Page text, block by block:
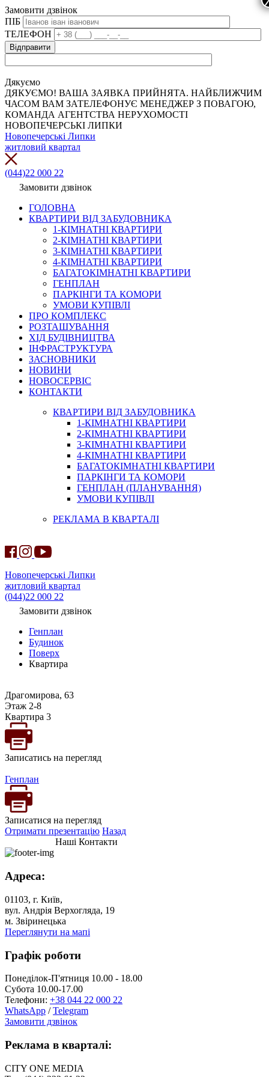
Замовити дзвінок
ПІБ
ТЕЛЕФОН
Дякуємо
ДЯКУЄМО! ВАША ЗАЯВКА ПРИЙНЯТА. НАЙБЛИЖЧИМ
ЧАСОМ ВАМ ЗАТЕЛЕФОНУЄ МЕНЕДЖЕР З ПОВАГОЮ,
КОМАНДА АГЕНТСТВА НЕРУХОМОСТІ
НОВОПЕЧЕРСЬКІ ЛИПКИ
Новопечерські Липки
житловий квартал
(044)22 000 22
Замовити дзвінок
ГОЛОВНА
КВАРТИРИ ВІД ЗАБУДОВНИКА
1-КІМНАТНІ КВАРТИРИ
2-КІМНАТНІ КВАРТИРИ
3-КІМНАТНІ КВАРТИРИ
4-КІМНАТНІ КВАРТИРИ
БАГАТОКІМНАТНІ КВАРТИРИ
ГЕНПЛАН
ПАРКІНГИ ТА КОМОРИ
УМОВИ КУПІВЛІ
ПРО КОМПЛЕКС
РОЗТАШУВАННЯ
ХІД БУДІВНИЦТВА
ІНФРАСТРУКТУРА
ЗАСНОВНИКИ
НОВИНИ
НОВОСЕРВІС
КОНТАКТИ
КВАРТИРИ ВІД ЗАБУДОВНИКА
1-КІМНАТНІ КВАРТИРИ
2-КІМНАТНІ КВАРТИРИ
3-КІМНАТНІ КВАРТИРИ
4-КІМНАТНІ КВАРТИРИ
БАГАТОКІМНАТНІ КВАРТИРИ
ПАРКІНГИ ТА КОМОРИ
ГЕНПЛАН (ПЛАНУВАННЯ)
УМОВИ КУПІВЛІ
РЕКЛАМА В КВАРТАЛІ
Новопечерські Липки
житловий квартал
(044)22 000 22
Замовити дзвінок
Генплан
Будинок
Поверх
Квартира
Драгомирова, 63
Этаж 2-8
Квартира 3
Записатись на перегляд
Генплан
Записатися на перегляд
Отримати презентацію Назад
Наші Контакти
Адреса:
01103, г. Київ,
вул. Андрія Верхогляда, 19
м. Звіринецька
Переглянути на мапі
Графік роботи
Понеділок-П'ятниця 10.00 - 18.00
Субота 10.00-17.00
Телефони: +38 044 22 000 22
WhatsApp /Telegram
Замовити дзвінок
Реклама в кварталі:
CITY ONE MEDIA